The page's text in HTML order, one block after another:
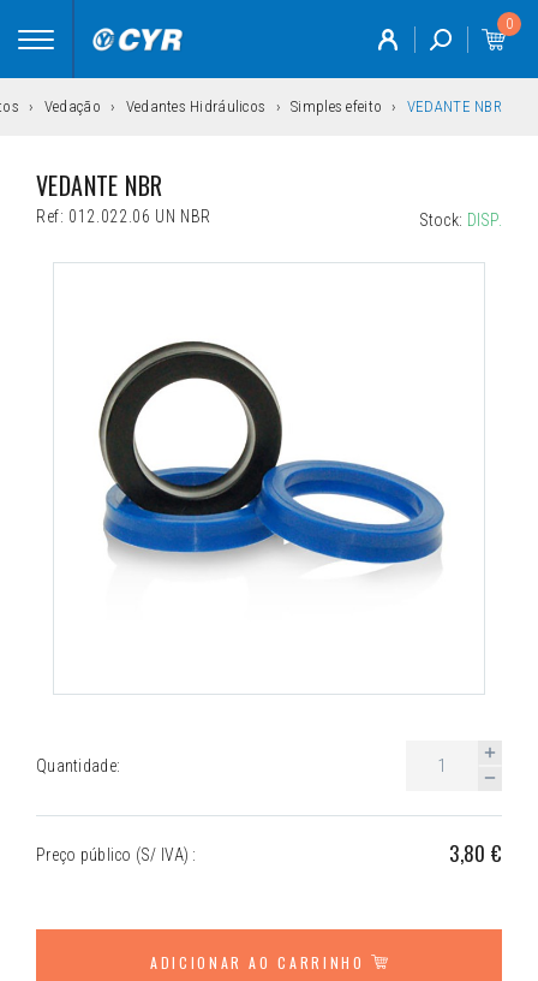
Toggle
0
Vedação Vedantes Hidráulicos Simples efeito VEDANTE NBR
VEDANTE NBR
Ref: 012.022.06 UN NBR Stock: DISP.
Quantidade:
Preço público (S/ IVA) : 3,80 €
ADICIONAR AO CARRINHO